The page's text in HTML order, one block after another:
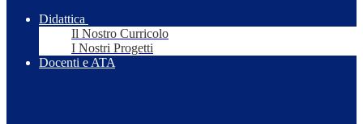
Didattica
Il Nostro Curricolo
I Nostri Progetti
Docenti e ATA